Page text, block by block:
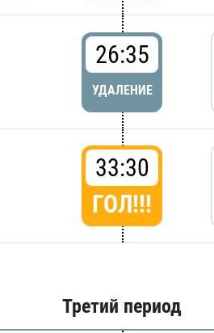
26:35
УДАЛЕНИЕ
33:30
ГОЛ!!!
Третий период